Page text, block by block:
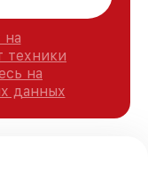
на
техники
на
данных